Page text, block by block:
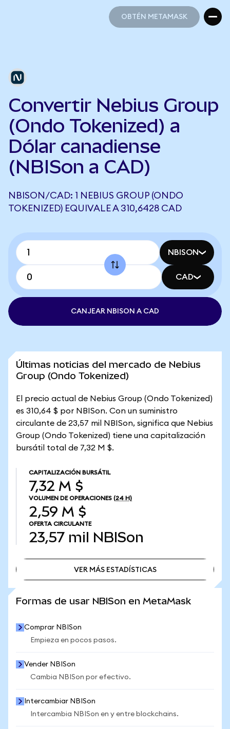
OBTÉN METAMASK
Convertir Nebius Group
(Ondo Tokenized) a
Dólar canadiense
(NBISon a CAD)
NBISON/CAD: 1 NEBIUS GROUP (ONDO
TOKENIZED) EQUIVALE A 310,6428 CAD
NBISON
CAD
CANJEAR NBISON A CAD
Últimas noticias del mercado de Nebius
Group (Ondo Tokenized)
El precio actual de Nebius Group (Ondo Tokenized)
es 310,64 $ por NBISon. Con un suministro
circulante de 23,57 mil NBISon, significa que Nebius
Group (Ondo Tokenized) tiene una capitalización
bursátil total de 7,32 M $.
CAPITALIZACIÓN BURSÁTIL
7,32 M $
VOLUMEN DE OPERACIONES (24 H)
2,59 M $
OFERTA CIRCULANTE
23,57 mil NBISon
VER MÁS ESTADÍSTICAS
Formas de usar NBISon en MetaMask
Comprar NBISon
Empieza en pocos pasos.
Vender NBISon
Cambia NBISon por efectivo.
Intercambiar NBISon
Intercambia NBISon en y entre blockchains.